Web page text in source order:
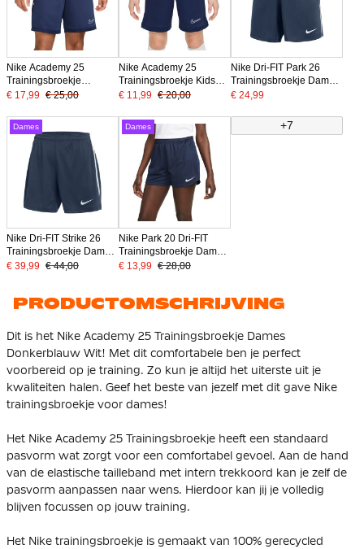
Nike Academy 25
Trainingsbroekje
Donkerblauw Wit
€ 17,99 € 25,00
Nike Academy 25
Trainingsbroekje Kids
Donkerblauw Wit
€ 11,99 € 20,00
Nike Dri-FIT Park 26
Trainingsbroekje Dames
Donkerblauw Wit
€ 24,99
Dames
Nike Dri-FIT Strike 26
Trainingsbroekje Dames
Donkerblauw Wit
€ 39,99 € 44,00
Dames
Nike Park 20 Dri-FIT
Trainingsbroekje Dames
Donkerblauw
€ 13,99 € 28,00
+7
PRODUCTOMSCHRIJVING
Dit is het Nike Academy 25 Trainingsbroekje Dames
Donkerblauw Wit! Met dit comfortabele ben je perfect
voorbereid op je training. Zo kun je altijd het uiterste uit je
kwaliteiten halen. Geef het beste van jezelf met dit gave Nike
trainingsbroekje voor dames!
Het Nike Academy 25 Trainingsbroekje heeft een standaard
pasvorm wat zorgt voor een comfortabel gevoel. Aan de hand
van de elastische tailleband met intern trekkoord kan je zelf de
pasvorm aanpassen naar wens. Hierdoor kan jij je volledig
blijven focussen op jouw training.
Het Nike trainingsbroekje is gemaakt van 100% gerecycled